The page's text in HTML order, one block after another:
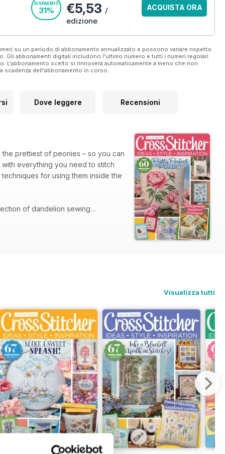
RISPARMIO
31% €5,53 /
edizione
ACQUISTA ORA
su un periodo di abbonamento annualizzato e possono variare rispetto
abbonamenti digitali includono l'ultimo numero e tutti i numeri regolari
L'abbonamento scelto si rinnoverà automaticamente a meno che non
scadenza dell'abbonamento in corso.
Dove leggere Recensioni
prettiest of peonies – so you can
everything you need to stitch
for using them inside the
of dandelion sewing
tote design, and celebrate
Visualizza tutti